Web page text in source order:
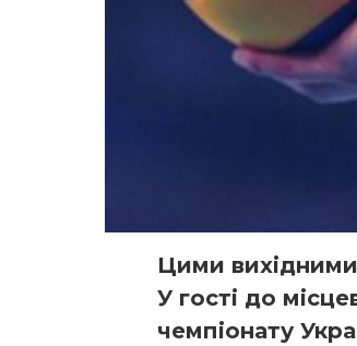
Цими
У гості до
чемпіонату